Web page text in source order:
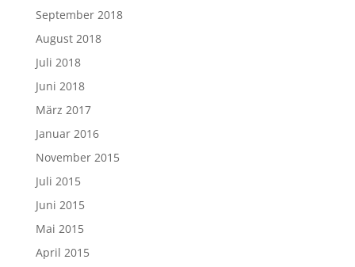
September 2018
August 2018
Juli 2018
Juni 2018
März 2017
Januar 2016
November 2015
Juli 2015
Juni 2015
Mai 2015
April 2015